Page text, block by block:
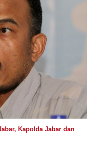
Kapolda Jabar dan